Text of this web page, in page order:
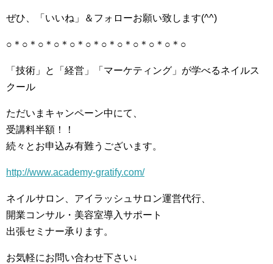
ぜひ、「いいね」＆フォローお願い致します(^^)
○＊○＊○＊○＊○＊○＊○＊○＊○＊○＊○＊○
「技術」と「経営」「マーケティング」が学べるネイルス
クール
ただいまキャンペーン中にて、
受講料半額！！
続々とお申込み有難うございます。
http://www.academy-gratify.com/
ネイルサロン、アイラッシュサロン運営代行、
開業コンサル・美容室導入サポート
出張セミナー承ります。
お気軽にお問い合わせ下さい↓